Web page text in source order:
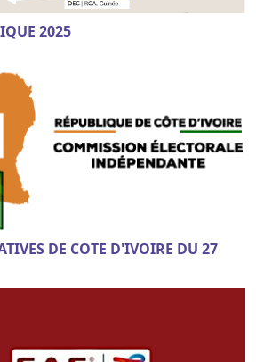
2025
DE COTE D'IVOIRE DU 27